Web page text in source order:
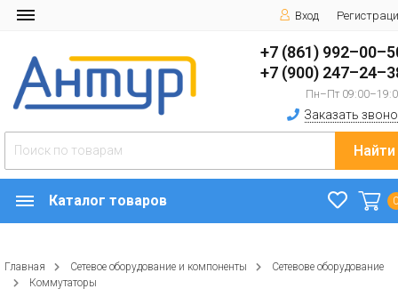
Вход
+7 (861)
+7 (900)
Пн–Пт
Заказать
Найти
Каталог товаров
Главная Сетевое оборудование и компоненты
Сетевове оборудование
Коммутаторы